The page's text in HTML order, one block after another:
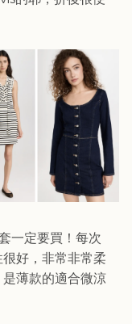
一定要買！每次
好，非常非常柔
薄款的適合微涼